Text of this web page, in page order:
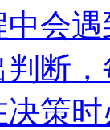
会
断
策